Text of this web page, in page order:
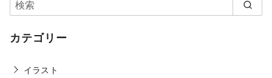
カテゴリー
イラスト